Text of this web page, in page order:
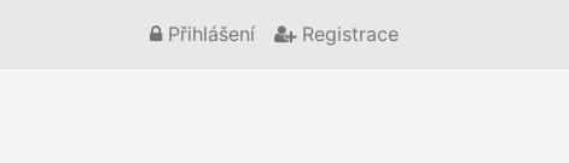
Přihlášení Registrace